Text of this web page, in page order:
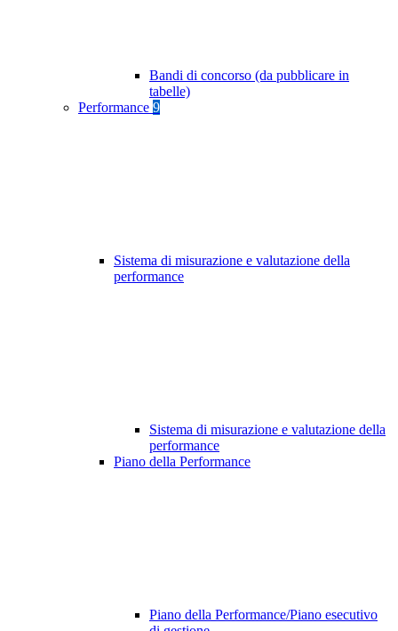
Bandi di concorso (da pubblicare in
tabelle)
Performance 9
Sistema di misurazione e valutazione della
performance
Sistema di misurazione e valutazione della
performance
Piano della Performance
Piano della Performance/Piano esecutivo